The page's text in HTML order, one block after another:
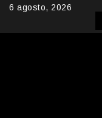
Skip6 agosto, 2026